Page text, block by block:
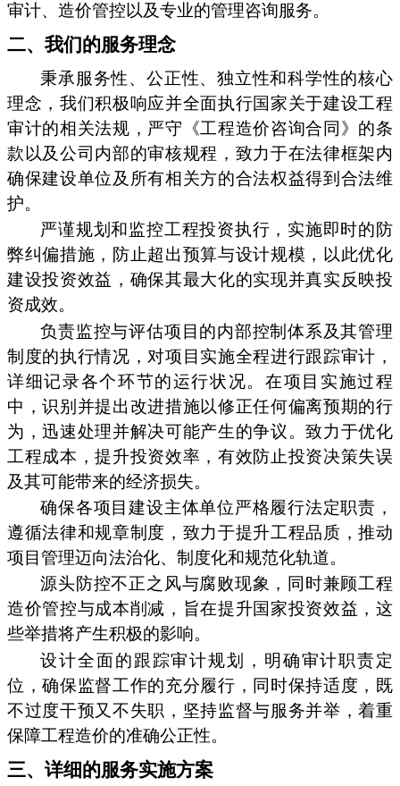
审计、造价管控以及专业的管理咨询服务。
二、我们的服务理念
秉承服务性、公正性、独立性和科学性的核心
理念，我们积极响应并全面执行国家关于建设工程
审计的相关法规，严守《工程造价咨询合同》的条
款以及公司内部的审核规程，致力于在法律框架内
确保建设单位及所有相关方的合法权益得到合法维
护。
严谨规划和监控工程投资执行，实施即时的防
弊纠偏措施，防止超出预算与设计规模，以此优化
建设投资效益，确保其最大化的实现并真实反映投
资成效。
负责监控与评估项目的内部控制体系及其管理
制度的执行情况，对项目实施全程进行跟踪审计，
详细记录各个环节的运行状况。在项目实施过程
中，识别并提出改进措施以修正任何偏离预期的行
为，迅速处理并解决可能产生的争议。致力于优化
工程成本，提升投资效率，有效防止投资决策失误
及其可能带来的经济损失。
确保各项目建设主体单位严格履行法定职责，
遵循法律和规章制度，致力于提升工程品质，推动
项目管理迈向法治化、制度化和规范化轨道。
源头防控不正之风与腐败现象，同时兼顾工程
造价管控与成本削减，旨在提升国家投资效益，这
些举措将产生积极的影响。
设计全面的跟踪审计规划，明确审计职责定
位，确保监督工作的充分履行，同时保持适度，既
不过度干预又不失职，坚持监督与服务并举，着重
保障工程造价的准确公正性。
三、详细的服务实施方案